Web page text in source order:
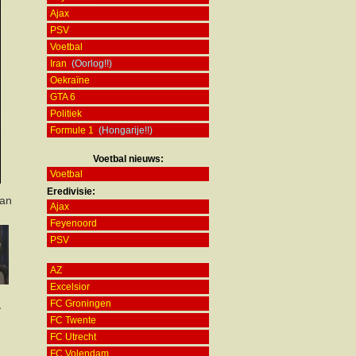
Ajax
PSV
Voetbal
Iran (Oorlog!!)
Oekraïne
GTA 6
Politiek
Formule 1 (Hongarije!!)
Voetbal nieuws:
Voetbal
Eredivisie:
Ajax
Feyenoord
PSV
AZ
Excelsior
FC Groningen
FC Twente
FC Utrecht
FC Volendam